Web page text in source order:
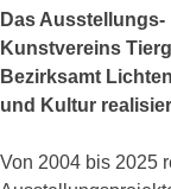
Das
Kunstvereins
Bezirksamt
und Kultur
Von 2004 bis 2025